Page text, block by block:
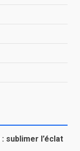
sublimer l’éclat